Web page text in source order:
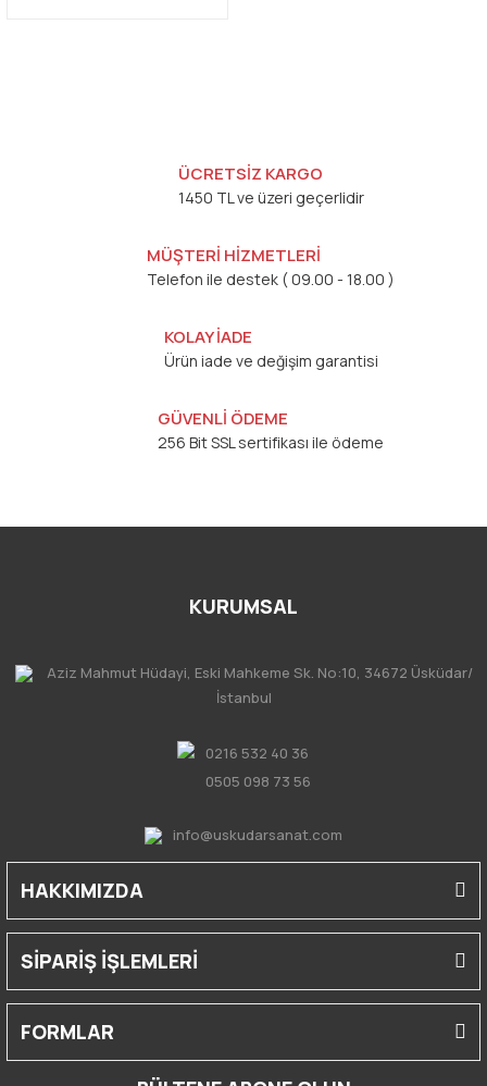
ÜCRETSİZ KARGO
1450 TL ve üzeri geçerlidir
MÜŞTERİ HİZMETLERİ
Telefon ile destek ( 09.00 - 18.00 )
KOLAY İADE
Ürün iade ve değişim garantisi
GÜVENLİ ÖDEME
256 Bit SSL sertifikası ile ödeme
KURUMSAL
Aziz Mahmut Hüdayi, Eski Mahkeme Sk. No:10, 34672 Üsküdar/
İstanbul
0216 532 40 36
0505 098 73 56
info@uskudarsanat.com
HAKKIMIZDA
SİPARİŞ İŞLEMLERİ
FORMLAR